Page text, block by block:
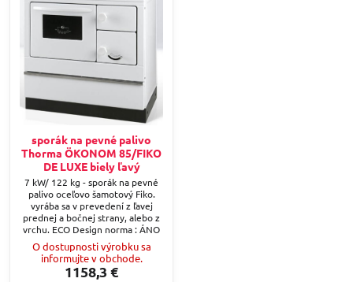
sporák na pevné palivo
Thorma ÖKONOM 85/FIKO
DE LUXE biely ľavý
7 kW/ 122 kg - sporák na pevné
palivo oceľovo šamotový Fiko.
vyrába sa v prevedení z ľavej
prednej a bočnej strany, alebo z
vrchu. ECO Design norma : ÁNO
O dostupnosti výrobku sa
informujte v obchode.
1158,3 €